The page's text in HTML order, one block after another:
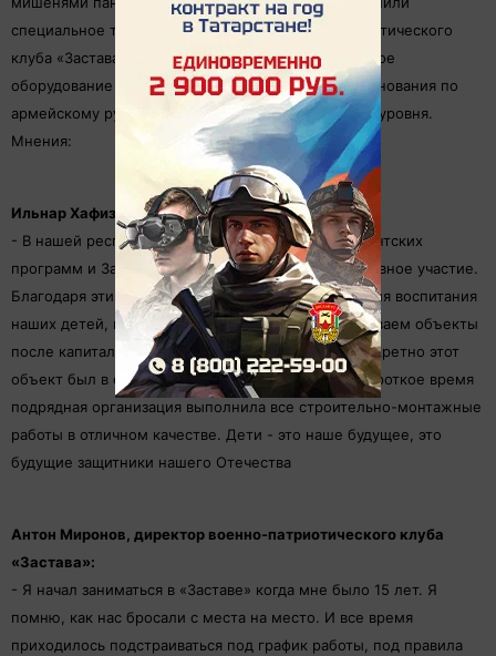
специальное татами. Руководитель военно-патриотического
клуба «Застава» Антон Миронов отмечает, что новое
оборудование позволит проводить в районе соревнования по
армейскому рукопашному бою республиканского уровня.
Мнения:
Ильнар Хафизов, руководитель исполкома:
- В нашей республике работает около 30 президентских
программ и Заинский район принимает в них активное участие.
Благодаря этим программам создаются условия для воспитания
наших детей, молодежи. Начиная с мая мы открываем объекты
после капитального ремонта, реконструкции. Конкретно этот
объект был в очень плачевном состоянии, и за короткое время
подрядная организация выполнила все строительно-монтажные
работы в отличном качестве. Дети - это наше будущее, это
будущие защитники нашего Отечества
Антон Миронов, директор военно-патриотического клуба
«Застава»:
- Я начал заниматься в «Заставе» когда мне было 15 лет. Я
помню, как нас бросали с места на место. И все время
приходилось подстраиваться под график работы, под правила